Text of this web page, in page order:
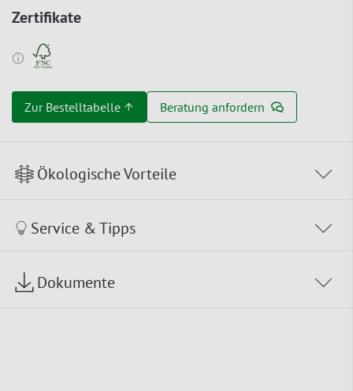
Zertifikate
Zur Bestelltabelle ↑ Beratung anfordern
Ökologische Vorteile
Service & Tipps
Dokumente